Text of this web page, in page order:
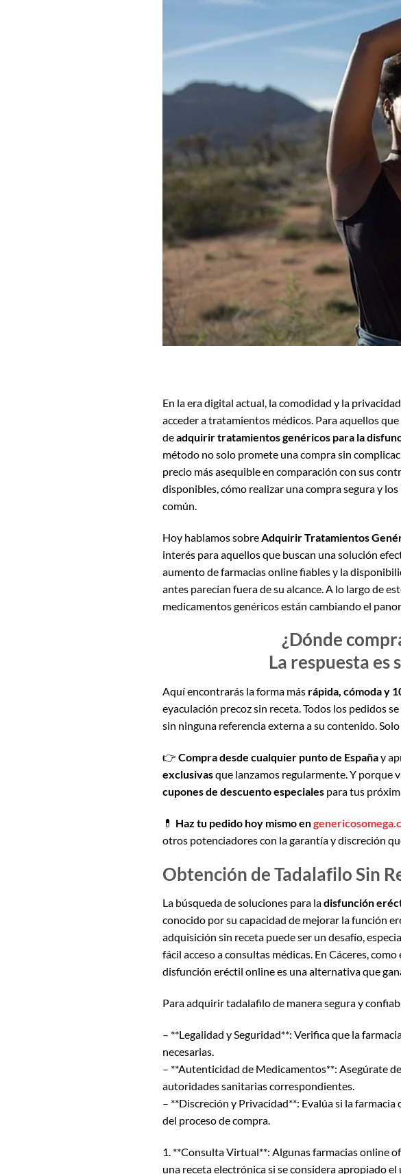
En la era digital actual, la comodidad y la
acceder a tratamientos médicos. Para aquellos
deadquirir tratamientos genéricos para la
método no solo promete una compra sin
precio más asequible en comparación con sus
disponibles, cómo realizar una compra segura y
común.
Hoy hablamos sobre Adquirir Tratamientos
interés para aquellos que buscan una solución
aumento de farmacias online fiables y la
antes parecían fuera de su alcance. A lo largo de
medicamentos genéricos están cambiando el
¿Dónde
La respuesta es
Aquí encontrarás la forma más rápida, cómoda y
eyaculación precoz sin receta. Todos los pedidos
sin ninguna referencia externa a su contenido.
👉 Compra desde cualquier punto de Españay
exclusivasque lanzamos regularmente. Y porque
cupones de descuento especiales para tus
💊 Haz tu pedido hoy mismo en
otros potenciadores con la garantía y discreción
Obtención de Tadalafilo Sin
La búsqueda de soluciones para ladisfunción
conocido por su capacidad de mejorar la función
adquisición sin receta puede ser un desafío,
fácil acceso a consultas médicas. En Cáceres,
disfunción eréctil online es una alternativa que
Para adquirir tadalafilo de manera segura y
– **Legalidad y Seguridad**: Verifica que la
necesarias.
– **Autenticidad de Medicamentos**: Asegúrate
autoridades sanitarias correspondientes.
– **Discreción y Privacidad**: Evalúa si la
del proceso de compra.
1. **Consulta Virtual**: Algunas farmacias online
una receta electrónica si se considera apropiado